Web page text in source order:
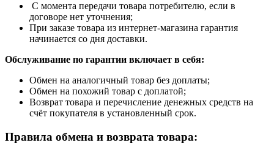
С момента передачи товара потребителю, если в
договоре нет уточнения;
При заказе товара из интернет-магазина гарантия
начинается со дня доставки.
Обслуживание по гарантии включает в себя:
Обмен на аналогичный товар без доплаты;
Обмен на похожий товар с доплатой;
Возврат товара и перечисление денежных средств на
счёт покупателя в установленный срок.
Правила обмена и возврата товара: